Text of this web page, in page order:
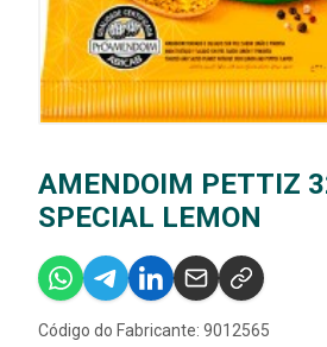
AMENDOIM PETTIZ
SPECIAL LEMON
Código do Fabricante: 9012565